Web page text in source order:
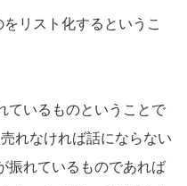
リスト化するというこ
ているものということで
れなければ話にならない
振れているものであれば